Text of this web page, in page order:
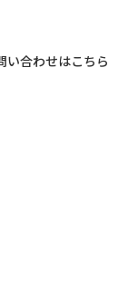
い合わせはこちら